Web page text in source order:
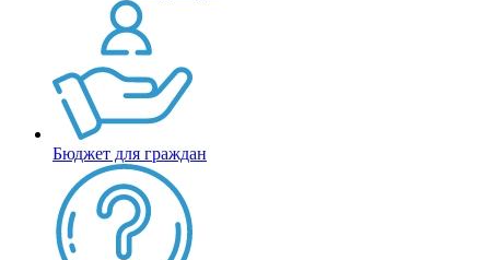
Бюджет для граждан